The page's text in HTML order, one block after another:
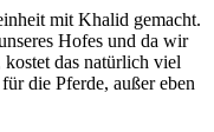
mit Khalid gemacht.
Hofes und da wir
kostet das natürlich viel
die Pferde, außer eben